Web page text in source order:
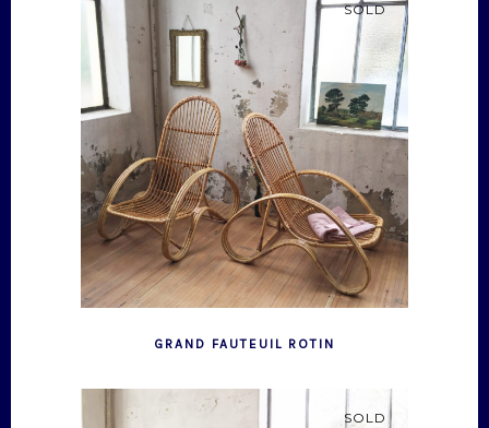
SOLD
GRAND FAUTEUIL ROTIN
SOLD